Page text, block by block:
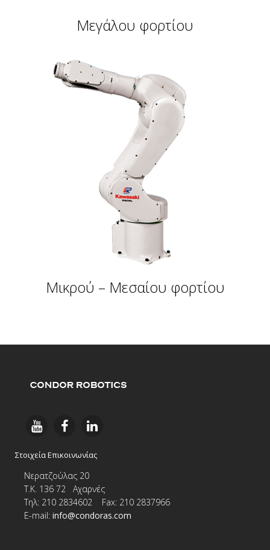
Μεγάλου φορτίου
Μικρού – Μεσαίου φορτίου
Στοιχεία Επικοινωνίας
Νερατζούλας 20
Τ.Κ. 136 72 Αχαρνές
Τηλ: 210 2834602 Fax: 210 2837966
E-mail: info@condoras.com